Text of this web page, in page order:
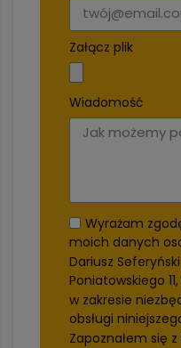
Załącz plik
Wiadomość
Wyrażam
moich danych
Dariusz
Poniatowskiego
w zakresie
obsługi
Zapoznałem się z